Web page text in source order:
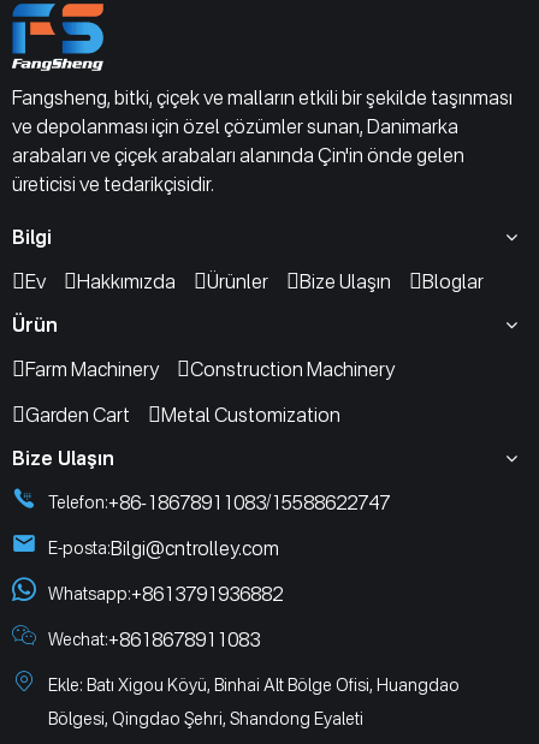
Fangsheng, bitki, çiçek ve malların etkili bir şekilde taşınması
ve depolanması için özel çözümler sunan, Danimarka
arabaları ve çiçek arabaları alanında Çin'in önde gelen
üreticisi ve tedarikçisidir.
Bilgi
Ev
Hakkımızda Ürünler Bize Ulaşın
Bloglar
Ürün
Farm Machinery
Construction Machinery
Garden Cart
Metal Customization
Bize Ulaşın
Telefon:+86-18678911083/15588622747
E-posta:Bilgi@cntrolley.com
Whatsapp:+8613791936882
Wechat:+8618678911083
Ekle: Batı Xigou Köyü, Binhai Alt Bölge Ofisi, Huangdao
Bölgesi, Qingdao Şehri, Shandong Eyaleti